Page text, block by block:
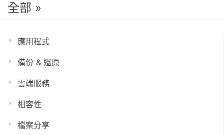
全部 »
應用程式
備份 & 還原
雲端服務
相容性
檔案分享